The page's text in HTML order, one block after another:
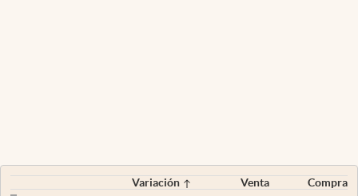
Variación Venta
Compra